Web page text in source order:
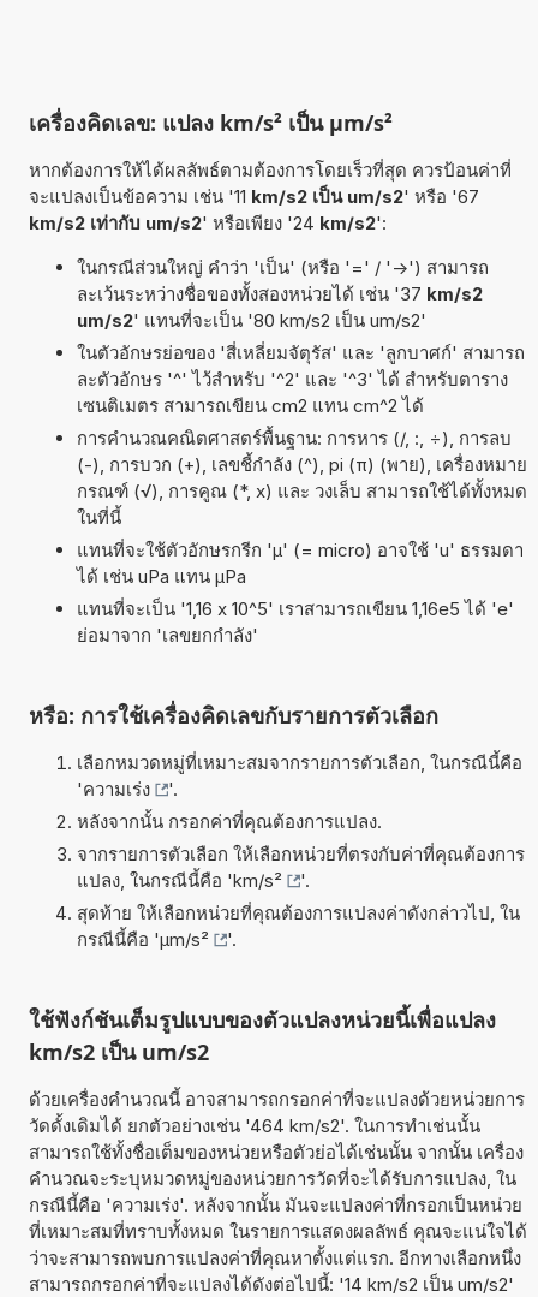
เครื่องคิดเลข: แปลง km/s² เป็น µm/s²
หากต้องการให้ได้ผลลัพธ์ตามต้องการโดยเร็วที่สุด ควรป้อนค่าที่
จะแปลงเป็นข้อความ เช่น '11 km/s2 เป็น um/s2' หรือ '67
km/s2 เท่ากับ um/s2' หรือเพียง '24 km/s2':
ในกรณีส่วนใหญ่ คำว่า 'เป็น' (หรือ '=' / '->') สามารถ
ละเว้นระหว่างชื่อของทั้งสองหน่วยได้ เช่น '37 km/s2
um/s2' แทนที่จะเป็น '80 km/s2 เป็น um/s2'
ในตัวอักษรย่อของ 'สี่เหลี่ยมจัตุรัส' และ 'ลูกบาศก์' สามารถ
ละตัวอักษร '^' ไว้สำหรับ '^2' และ '^3' ได้ สำหรับตาราง
เซนติเมตร สามารถเขียน cm2 แทน cm^2 ได้
การคำนวณคณิตศาสตร์พื้นฐาน: การหาร (/, :, ÷), การลบ
(-), การบวก (+), เลขชี้กำลัง (^), pi (π) (พาย), เครื่องหมาย
กรณฑ์ (√), การคูณ (*, x) และ วงเล็บ สามารถใช้ได้ทั้งหมด
ในที่นี้
แทนที่จะใช้ตัวอักษรกรีก 'µ' (= micro) อาจใช้ 'u' ธรรมดา
ได้ เช่น uPa แทน µPa
แทนที่จะเป็น '1,16 x 10^5' เราสามารถเขียน 1,16e5 ได้ 'e'
ย่อมาจาก 'เลขยกกำลัง'
หรือ: การใช้เครื่องคิดเลขกับรายการตัวเลือก
เลือกหมวดหมู่ที่เหมาะสมจากรายการตัวเลือก, ในกรณีนี้คือ
'ความเร่ง
'.
หลังจากนั้น กรอกค่าที่คุณต้องการแปลง.
จากรายการตัวเลือก ให้เลือกหน่วยที่ตรงกับค่าที่คุณต้องการ
แปลง, ในกรณีนี้คือ 'km/s²
'.
สุดท้าย ให้เลือกหน่วยที่คุณต้องการแปลงค่าดังกล่าวไป, ใน
กรณีนี้คือ 'µm/s² '.
ใช้ฟังก์ชันเต็มรูปแบบของตัวแปลงหน่วยนี้เพื่อแปลง
km/s2 เป็น um/s2
ด้วยเครื่องคำนวณนี้ อาจสามารถกรอกค่าที่จะแปลงด้วยหน่วยการ
วัดดั้งเดิมได้ ยกตัวอย่างเช่น '464 km/s2'. ในการทำเช่นนั้น
สามารถใช้ทั้งชื่อเต็มของหน่วยหรือตัวย่อได้เช่นนั้น จากนั้น เครื่อง
คำนวณจะระบุหมวดหมู่ของหน่วยการวัดที่จะได้รับการแปลง, ใน
กรณีนี้คือ 'ความเร่ง'. หลังจากนั้น มันจะแปลงค่าที่กรอกเป็นหน่วย
ที่เหมาะสมที่ทราบทั้งหมด ในรายการแสดงผลลัพธ์ คุณจะแน่ใจได้
ว่าจะสามารถพบการแปลงค่าที่คุณหาตั้งแต่แรก. อีกทางเลือกหนึ่ง
สามารถกรอกค่าที่จะแปลงได้ดังต่อไปนี้: '14 km/s2 เป็น um/s2'